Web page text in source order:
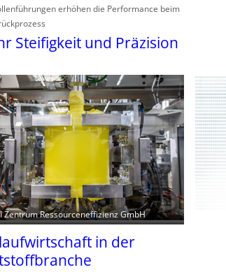
erhöhen die Performance beim
Steifigkeit und Präzision
Zentrum Ressourceneffizienz GmbH
in der